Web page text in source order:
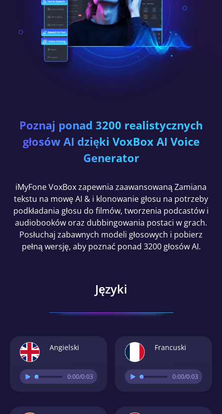
Poznaj ponad 3200 realistycznych
głosów AI dzięki VoxBox AI Voice
Generator
iMyFone VoxBox zapewnia zaawansowaną Zamiana
tekstu na mowę AI & i klonowanie głosu na potrzeby
podkładania głosu do filmów, tworzenia podcastów i
audiobooków oraz dubbingowania postaci w grach.
Posłuchaj zabawnych modeli głosowych i pobierz
pełną wersję, aby poznać ponad 3200 głosów AI.
Języki
Angielski
0:00/0:03
Francuski
0:00/0:03